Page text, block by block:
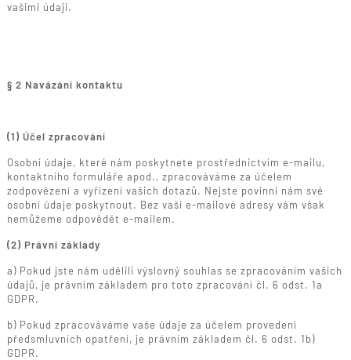
vašimi údaji.
§ 2 Navázání kontaktu
(1) Účel zpracování
Osobní údaje, které nám poskytnete prostřednictvím e-mailu,
kontaktního formuláře apod., zpracováváme za účelem
zodpovězení a vyřízení vašich dotazů. Nejste povinni nám své
osobní údaje poskytnout. Bez vaší e-mailové adresy vám však
nemůžeme odpovědět e-mailem.
(2) Právní základy
a) Pokud jste nám udělili výslovný souhlas se zpracováním vašich
údajů, je právním základem pro toto zpracování čl. 6 odst. 1a
GDPR.
b) Pokud zpracováváme vaše údaje za účelem provedení
předsmluvních opatření, je právním základem čl. 6 odst. 1b)
GDPR.